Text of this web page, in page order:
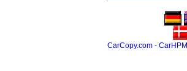
CarCopy.com - CarHPM